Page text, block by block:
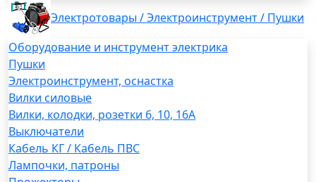
Электротовары / Электроинструмент / Пушки
Оборудование и инструмент электрика
Пушки
Электроинструмент, оснастка
Вилки силовые
Вилки, колодки, розетки 6, 10, 16А
Выключатели
Кабель КГ / Кабель ПВС
Лампочки, патроны